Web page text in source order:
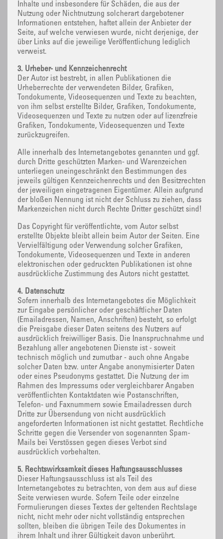
Inhalte und insbesondere für Schäden, die aus der
Nutzung oder Nichtnutzung solcherart dargebotener
Informationen entstehen, haftet allein der Anbieter der
Seite, auf welche verwiesen wurde, nicht derjenige, der
über Links auf die jeweilige Veröffentlichung lediglich
verweist.
3. Urheber- und Kennzeichenrecht
Der Autor ist bestrebt, in allen Publikationen die
Urheberrechte der verwendeten Bilder, Grafiken,
Tondokumente, Videosequenzen und Texte zu beachten,
von ihm selbst erstellte Bilder, Grafiken, Tondokumente,
Videosequenzen und Texte zu nutzen oder auf lizenzfreie
Grafiken, Tondokumente, Videosequenzen und Texte
zurückzugreifen.
Alle innerhalb des Internetangebotes genannten und ggf.
durch Dritte geschützten Marken- und Warenzeichen
unterliegen uneingeschränkt den Bestimmungen des
jeweils gültigen Kennzeichenrechts und den Besitzrechten
der jeweiligen eingetragenen Eigentümer. Allein aufgrund
der bloßen Nennung ist nicht der Schluss zu ziehen, dass
Markenzeichen nicht durch Rechte Dritter geschützt sind!
Das Copyright für veröffentlichte, vom Autor selbst
erstellte Objekte bleibt allein beim Autor der Seiten. Eine
Vervielfältigung oder Verwendung solcher Grafiken,
Tondokumente, Videosequenzen und Texte in anderen
elektronischen oder gedruckten Publikationen ist ohne
ausdrückliche Zustimmung des Autors nicht gestattet.
4. Datenschutz
Sofern innerhalb des Internetangebotes die Möglichkeit
zur Eingabe persönlicher oder geschäftlicher Daten
(Emailadressen, Namen, Anschriften) besteht, so erfolgt
die Preisgabe dieser Daten seitens des Nutzers auf
ausdrücklich freiwilliger Basis. Die Inanspruchnahme und
Bezahlung aller angebotenen Dienste ist - soweit
technisch möglich und zumutbar - auch ohne Angabe
solcher Daten bzw. unter Angabe anonymisierter Daten
oder eines Pseudonyms gestattet. Die Nutzung der im
Rahmen des Impressums oder vergleichbarer Angaben
veröffentlichten Kontaktdaten wie Postanschriften,
Telefon- und Faxnummern sowie Emailadressen durch
Dritte zur Übersendung von nicht ausdrücklich
angeforderten Informationen ist nicht gestattet. Rechtliche
Schritte gegen die Versender von sogenannten Spam-
Mails bei Verstössen gegen dieses Verbot sind
ausdrücklich vorbehalten.
5. Rechtswirksamkeit dieses Haftungsausschlusses
Dieser Haftungsausschluss ist als Teil des
Internetangebotes zu betrachten, von dem aus auf diese
Seite verwiesen wurde. Sofern Teile oder einzelne
Formulierungen dieses Textes der geltenden Rechtslage
nicht, nicht mehr oder nicht vollständig entsprechen
sollten, bleiben die übrigen Teile des Dokumentes in
ihrem Inhalt und ihrer Gültigkeit davon unberührt.